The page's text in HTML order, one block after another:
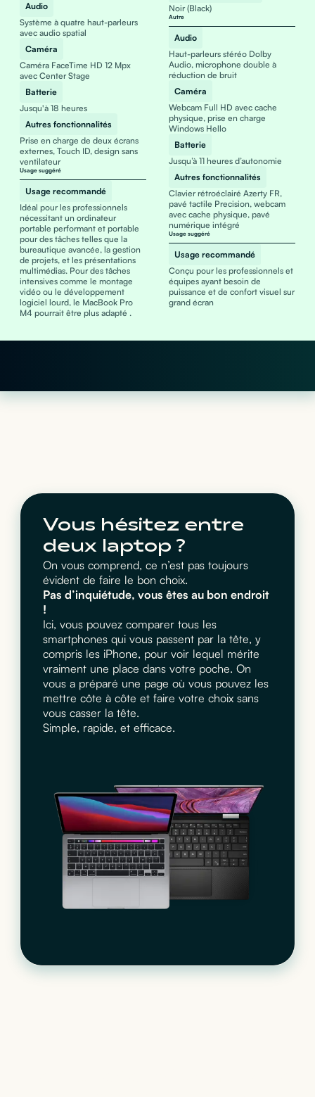
Audio
Système à quatre haut-parleurs
avec audio spatial
Caméra
Caméra FaceTime HD 12 Mpx
avec Center Stage
Batterie
Jusqu'à 18 heures
Autres fonctionnalités
Prise en charge de deux écrans
externes, Touch ID, design sans
ventilateur
Usage suggéré
Usage recommandé
Idéal pour les professionnels
nécessitant un ordinateur
portable performant et portable
pour des tâches telles que la
bureautique avancée, la gestion
de projets, et les présentations
multimédias. Pour des tâches
intensives comme le montage
vidéo ou le développement
logiciel lourd, le MacBook Pro
M4 pourrait être plus adapté .
Noir (Black)
Autre
Audio
Haut-parleurs stéréo Dolby
Audio, microphone double à
réduction de bruit
Caméra
Webcam Full HD avec cache
physique, prise en charge
Windows Hello
Batterie
Jusqu’à 11 heures d’autonomie
Autres fonctionnalités
Clavier rétroéclairé Azerty FR,
pavé tactile Precision, webcam
avec cache physique, pavé
numérique intégré
Usage suggéré
Usage recommandé
Conçu pour les professionnels et
équipes ayant besoin de
puissance et de confort visuel sur
grand écran
Vous hésitez entre
deux laptop ?
On vous comprend, ce n’est pas toujours
évident de faire le bon choix.
Pas d’inquiétude, vous êtes au bon endroit
!
Ici, vous pouvez comparer tous les
smartphones qui vous passent par la tête, y
compris les iPhone, pour voir lequel mérite
vraiment une place dans votre poche. On
vous a préparé une page où vous pouvez les
mettre côte à côte et faire votre choix sans
vous casser la tête.
Simple, rapide, et efficace.